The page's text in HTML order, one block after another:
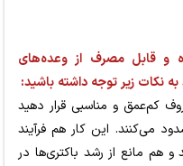
و قابل مصرف از وعده‌های
نکات زیر توجه داشته باشید:
کم‌عمق و مناسبی قرار دهید
می‌کنند. این کار هم فرآیند
هم مانع از رشد باکتری‌ها در